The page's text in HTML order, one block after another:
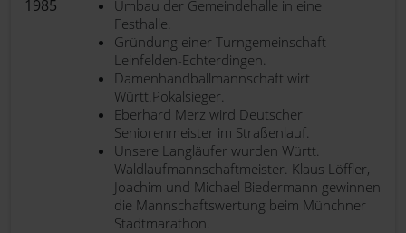
1985
Umbau der Gemeindehalle in eine
Festhalle.
Gründung einer Turngemeinschaft
Leinfelden-Echterdingen.
Damenhandballmannschaft wirt
Württ.Pokalsieger.
Eberhard Merz wird Deutscher
Seniorenmeister im Straßenlauf.
Unsere Langläufer wurden Württ.
Waldlaufmannschaftmeister. Klaus Löffler,
Joachim und Michael Biedermann gewinnen
die Mannschaftswertung beim Münchner
Stadtmarathon.